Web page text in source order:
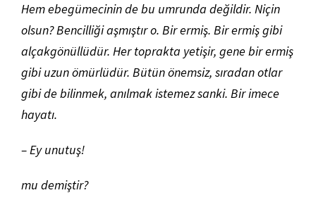
Hem ebegümecinin de bu umrunda değildir. Niçin
olsun? Bencilliği aşmıştır o. Bir ermiş. Bir ermiş gibi
alçakgönüllüdür. Her toprakta yetişir, gene bir ermiş
gibi uzun ömürlüdür. Bütün önemsiz, sıradan otlar
gibi de bilinmek, anılmak istemez sanki. Bir imece
hayatı.
– Ey unutuş!
mu demiştir?